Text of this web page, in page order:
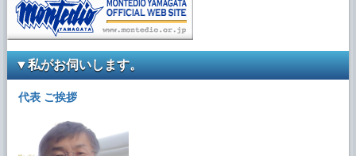
2023年2月13日
ブログに 「◆ダイヤモンドカット価格及び
作業プラン改定のご案内」を追加しました。
2023年2月12日
中」を追加しました。
2023年2月11日
ブログに 「◆ヘッドライトリペア事例、更
▼私がお伺いします。
代表 ご挨拶